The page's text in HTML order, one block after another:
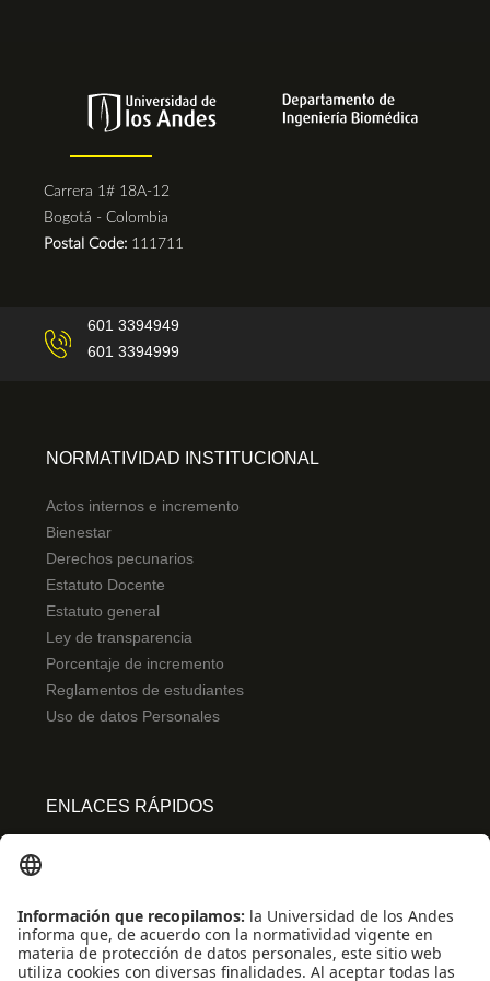
Carrera 1# 18A-12
Bogotá - Colombia
Postal Code: 111711
601 3394949
601 3394999
NORMATIVIDAD INSTITUCIONAL
Actos internos e incremento
Bienestar
Derechos pecunarios
Estatuto Docente
Estatuto general
Ley de transparencia
Porcentaje de incremento
Reglamentos de estudiantes
Uso de datos Personales
ENLACES RÁPIDOS
Convivencia y transparencia
Emergencias: Extensión 0000
Eventos destacados